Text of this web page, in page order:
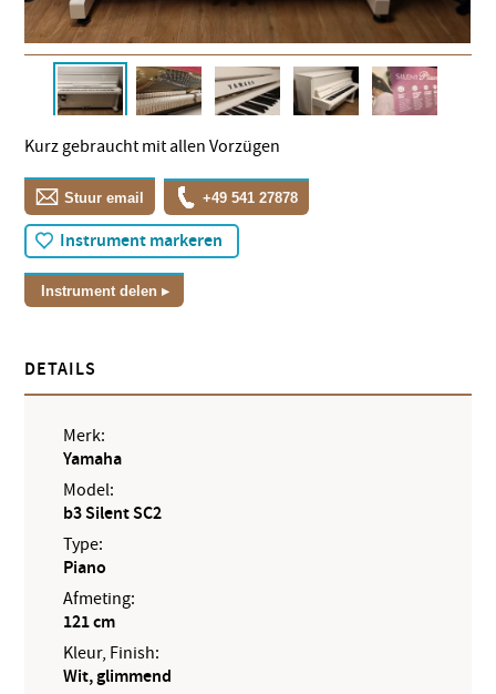
Kurz gebraucht mit allen Vorzügen
Stuur email +49 541 27878
Instrument markeren
Instrument delen
DETAILS
Merk:
Yamaha
Model:
b3 Silent SC2
Type:
Piano
Afmeting:
121 cm
Kleur, Finish:
Wit, glimmend